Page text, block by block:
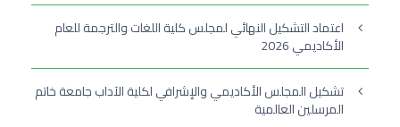
اعتماد التشكيل النهائي لمجلس كلية اللغات والترجمة للعام
الأكاديمي 2026
تشكيل المجلس الأكاديمي والإشرافي لكلية الآداب جامعة خاتم
المرسلين العالمية